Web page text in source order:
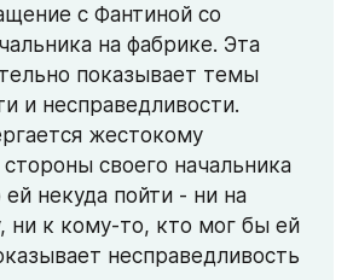
с Фантиной со
на фабрике. Эта
показывает темы
и несправедливости.
жестокому
своего начальника
некуда пойти - ни на
ни к кому-то, кто мог бы ей
несправедливость